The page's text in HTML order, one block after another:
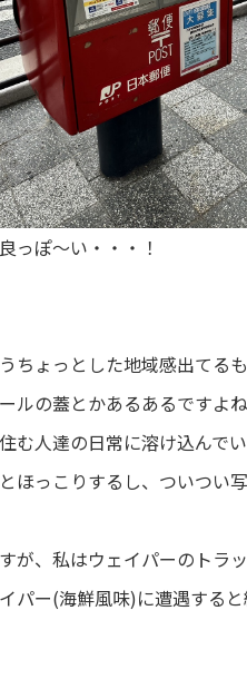
っぽ～い・・・！
ちょっとした地域感出てる
ルの蓋とかあるあるですよね
む人達の日常に溶け込んで
ほっこりするし、ついつい
が、私はウェイパーのトラ
パー(海鮮風味)に遭遇すると